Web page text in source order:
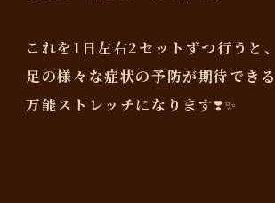
これを1日左右2セットずつ行うと、
足の様々な症状の予防が期待できる
万能ストレッチになります❣️✨